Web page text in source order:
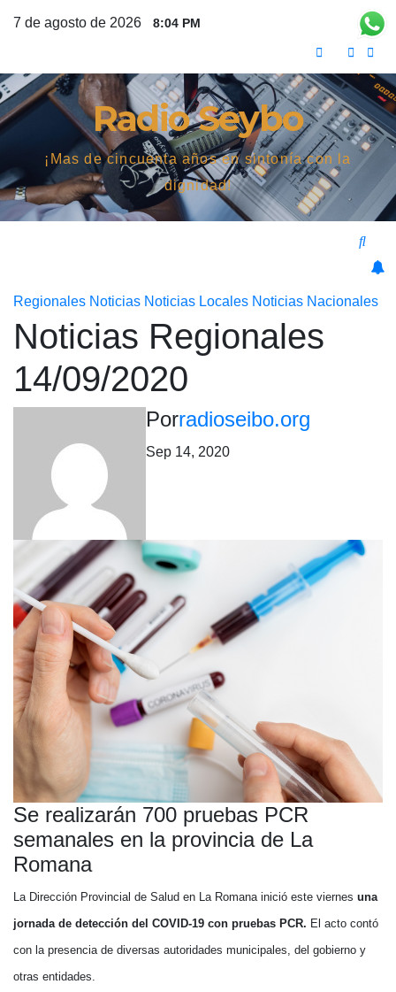
7 de agosto de 2026 8:04 PM
Radio Seybo
¡Mas de cincuenta años en sintonía con la
dignidad!
Regionales Noticias Noticias Locales Noticias Nacionales
Noticias Regionales
14/09/2020
Porradioseibo.org
Sep 14, 2020
Se realizarán 700 pruebas PCR
semanales en la provincia de La
Romana
La Dirección Provincial de Salud en La Romana inició este viernes una
jornada de detección del COVID-19 con pruebas PCR. El acto contó
con la presencia de diversas autoridades municipales, del gobierno y
otras entidades.